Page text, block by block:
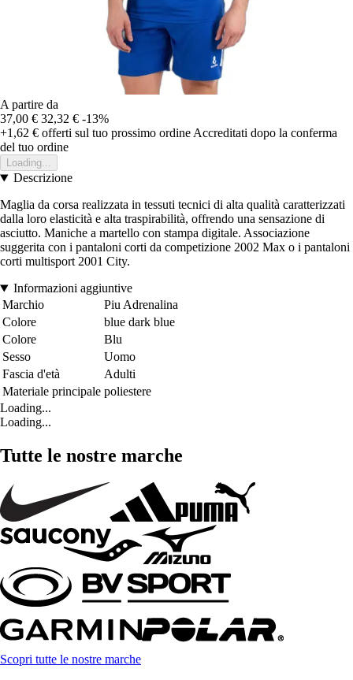
A partire da
37,00 € 32,32 € -13%
+1,62 € offerti sul tuo prossimo ordine Accreditati dopo la conferma
del tuo ordine
Loading...
Descrizione
Maglia da corsa realizzata in tessuti tecnici di alta qualità caratterizzati
dalla loro elasticità e alta traspirabilità, offrendo una sensazione di
asciutto. Maniche a martello con stampa digitale. Associazione
suggerita con i pantaloni corti da competizione 2002 Max o i pantaloni
corti multisport 2001 City.
Informazioni aggiuntive
Marchio
Piu Adrenalina
Colore
blue dark blue
Colore
Blu
Sesso
Uomo
Fascia d'età
Adulti
Materiale principale poliestere
Loading...
Loading...
Tutte le nostre marche
Scopri tutte le nostre marche